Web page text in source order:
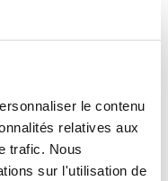
le contenu
relatives aux
trafic. Nous
sur l'utilisation de
des